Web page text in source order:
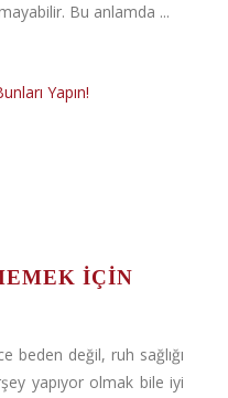
Bu anlamda ...
IÇIN
beden değil, ruh sağlığı
yapıyor olmak bile iyi